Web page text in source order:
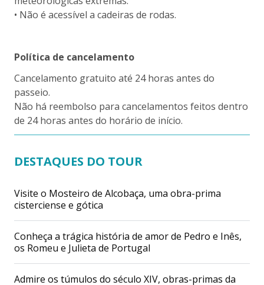
• Não é acessível a cadeiras de rodas.
Política de cancelamento
Cancelamento gratuito até 24 horas antes do
passeio.
Não há reembolso para cancelamentos feitos dentro
de 24 horas antes do horário de início.
DESTAQUES DO TOUR
Visite o Mosteiro de Alcobaça, uma obra-prima
cisterciense e gótica
Conheça a trágica história de amor de Pedro e Inês,
os Romeu e Julieta de Portugal
Admire os túmulos do século XIV, obras-primas da